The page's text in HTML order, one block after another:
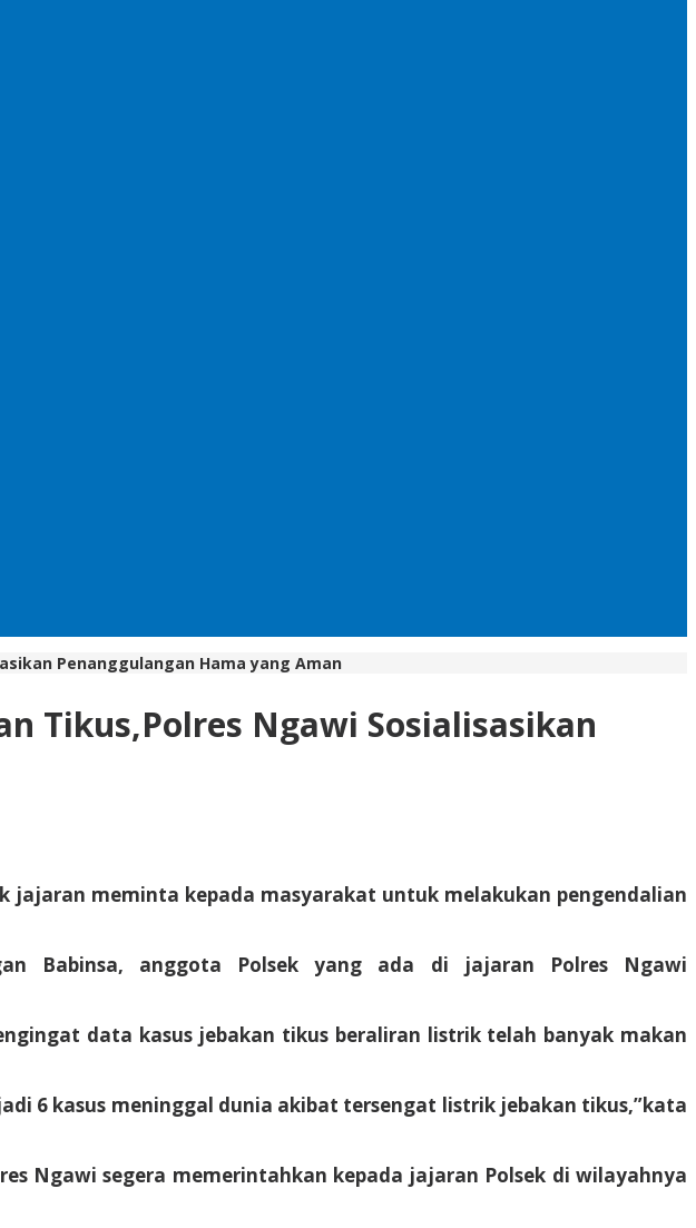
Penanggulangan Hama yang Aman
Tikus,Polres Ngawi Sosialisasikan
jajaran meminta kepada masyarakat untuk melakukan pengendalian
Babinsa, anggota Polsek yang ada di jajaran Polres Ngawi
data kasus jebakan tikus beraliran listrik telah banyak makan
6 kasus meninggal dunia akibat tersengat listrik jebakan tikus,”kata
Ngawi segera memerintahkan kepada jajaran Polsek di wilayahnya